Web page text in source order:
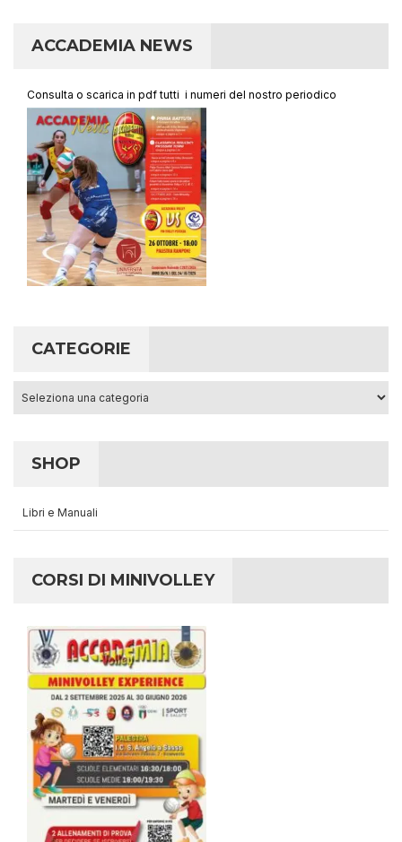
ACCADEMIA NEWS
Consulta o scarica in pdf tutti i numeri del nostro periodico
CATEGORIE
SHOP
Libri e Manuali
CORSI DI MINIVOLLEY